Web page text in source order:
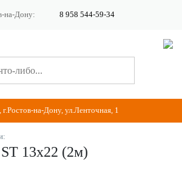
на-Дону: 8 958 544-59-34
г.Ростов-на-Дону, ул.Ленточная, 1
13х22 (2м)